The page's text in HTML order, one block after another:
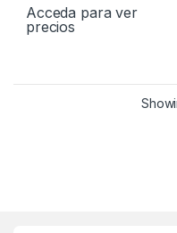
Acceda para ver
precios